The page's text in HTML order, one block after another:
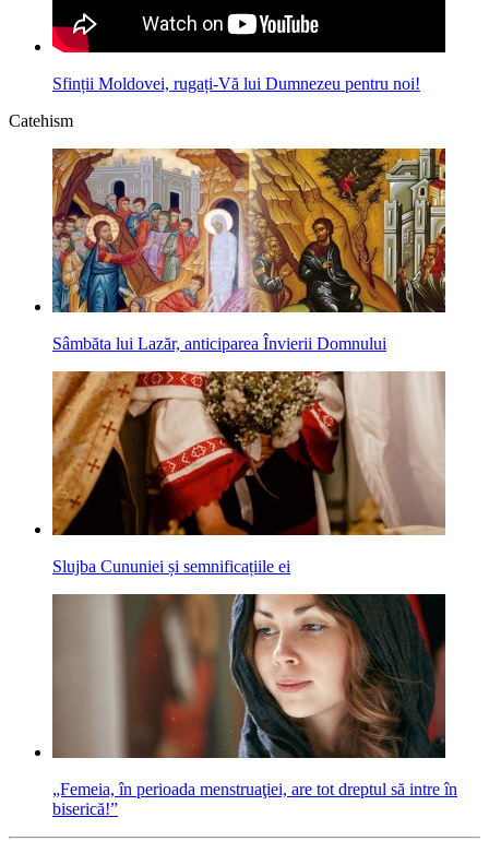
Sfinții Moldovei, rugați-Vă lui Dumnezeu pentru noi!
Catehism
Sâmbăta lui Lazăr, anticiparea Învierii Domnului
Slujba Cununiei și semnificațiile ei
„Femeia, în perioada menstruaţiei, are tot dreptul să intre în
biserică!”